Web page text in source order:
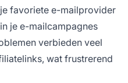
favoriete e-mailprovider
je e-mailcampagnes
verbieden veel
wat frustrerend